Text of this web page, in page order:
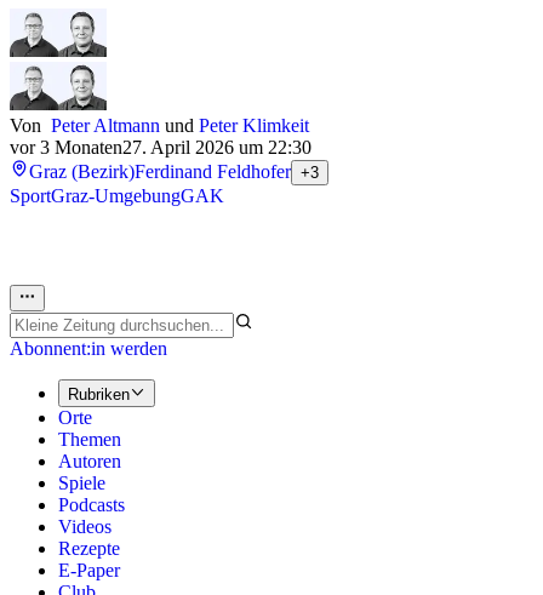
Von Peter Altmann und Peter Klimkeit
vor 3 Monaten27. April 2026 um 22:30
Graz (Bezirk)Ferdinand Feldhofer +3
SportGraz-UmgebungGAK
Abonnent:in werden
Rubriken
Orte
Themen
Autoren
Spiele
Podcasts
Videos
Rezepte
E-Paper